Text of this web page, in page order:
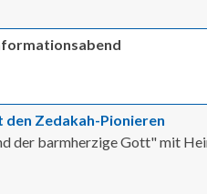
Zedakah-Pionieren
der barmherzige Gott" mit